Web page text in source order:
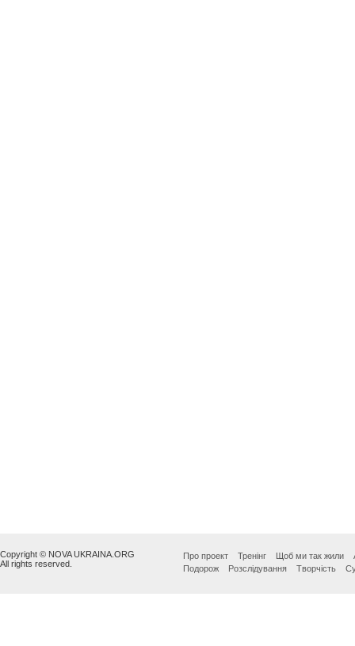
Copyright © NOVA UKRAINA.ORG
All rights reserved.
Про проект Тренінг Щоб ми так жили
Подорож
Розслідування Творчість